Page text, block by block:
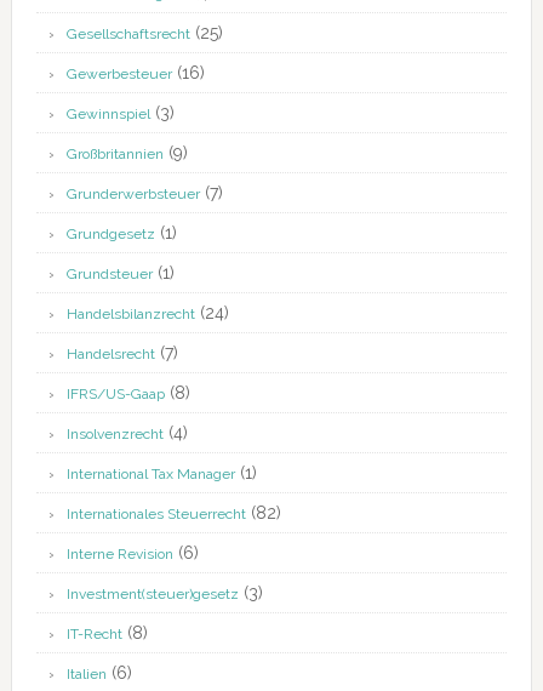
Gesellschaftsrecht(25)
Gewerbesteuer(16)
Gewinnspiel(3)
Großbritannien (9)
Grunderwerbsteuer(7)
Grundgesetz (1)
Grundsteuer(1)
Handelsbilanzrecht(24)
Handelsrecht(7)
IFRS/US-Gaap(8)
Insolvenzrecht(4)
International Tax Manager(1)
Internationales Steuerrecht(82)
Interne Revision (6)
Investment(steuer)gesetz (3)
IT-Recht(8)
Italien (6)